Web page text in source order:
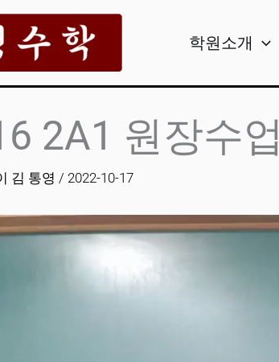
학원소개
2A1 원장수업
김 통영 / 2022-10-17